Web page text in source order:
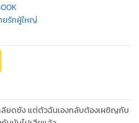
ยรักผู้ใหญ่
ยดชัง แต่ตัวฉันเองกลับต้องเผชิญกับ